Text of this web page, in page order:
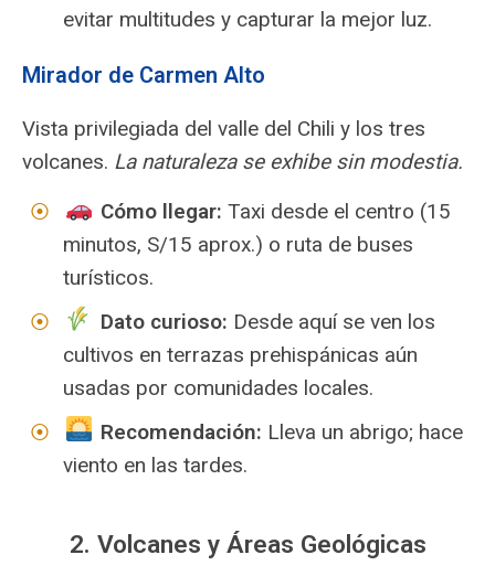
evitar multitudes y capturar la mejor luz.
Mirador de Carmen Alto
Vista privilegiada del valle del Chili y los tres
volcanes. La naturaleza se exhibe sin modestia.
Cómo llegar: Taxi desde el centro (15
minutos, S/15 aprox.) o ruta de buses
turísticos.
Dato curioso: Desde aquí se ven los
cultivos en terrazas prehispánicas aún
usadas por comunidades locales.
Recomendación: Lleva un abrigo; hace
viento en las tardes.
2. Volcanes y Áreas Geológicas